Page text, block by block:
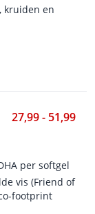
kruiden en
27,99 - 51,99
per softgel
vis (Friend of
footprint